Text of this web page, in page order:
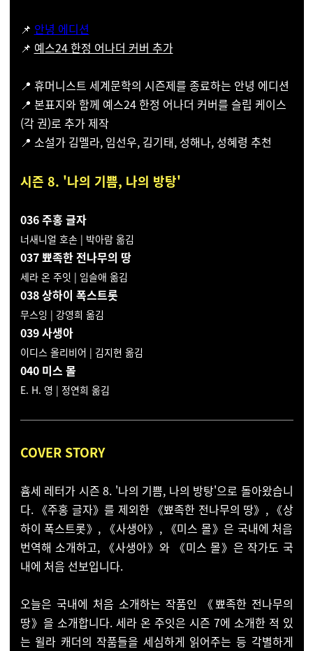
📌 안녕 에디션
📌 예스24 한정 어나더 커버 추가
📍 휴머니스트 세계문학의 시즌제를 종료하는 안녕 에디션
📍 본표지와 함께 예스24 한정 어나더 커버를 슬립 케이스
(각 권)로 추가 제작
📍 소설가 김멜라, 임선우, 김기태, 성해나, 성혜령 추천
시즌 8. '나의 기쁨, 나의 방탕'
036 주홍 글자
너새니얼 호손 | 박아람 옮김
037 뾰족한 전나무의 땅
세라 온 주잇 | 임슬애 옮김
038 상하이 폭스트롯
무스잉 | 강영희 옮김
039 사생아
이디스 올리비어 | 김지현 옮김
040 미스 몰
E. H. 영 | 정연희 옮김
COVER STORY
흄세 레터가 시즌 8. '나의 기쁨, 나의 방탕'으로 돌아왔습니
다. 《주홍 글자》를 제외한 《뾰족한 전나무의 땅》, 《상
하이 폭스트롯》, 《사생아》, 《미스 몰》은 국내에 처음
번역해 소개하고, 《사생아》와 《미스 몰》은 작가도 국
내에 처음 선보입니다.
오늘은 국내에 처음 소개하는 작품인
《뾰족한 전나무의
땅》을 소개합니다. 세라 온 주잇은 시즌 7에 소개한 적 있
는 윌라 캐더의 작품들을 세심하게 읽어주는 등 각별하게